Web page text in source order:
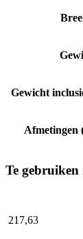
Gewicht
Afmetingen
Te gebruiken
217,63